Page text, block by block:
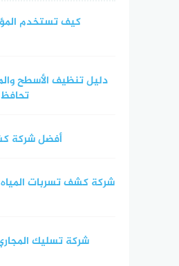
كيف تستخدم
دليل تنظيف الأسطح
أفضل شركة
شركة كشف تسربات
شركة تسليك